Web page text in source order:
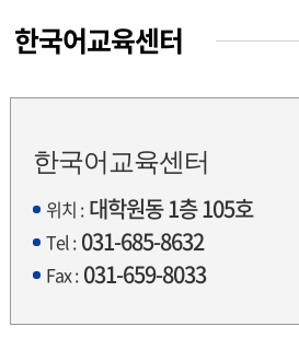
한국어교육센터
한국어교육센터
위치 : 대학원동 1층 105호
Tel : 031-685-8632
Fax : 031-659-8033